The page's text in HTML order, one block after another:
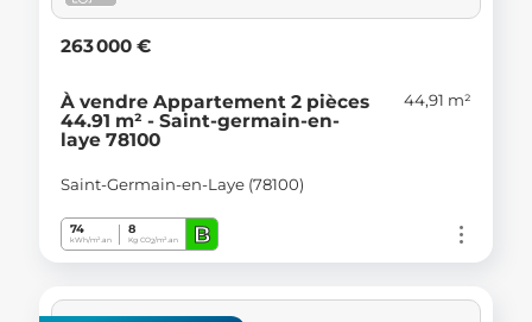
263 000 €
À vendre Appartement 2 pièces
44.91 m² - Saint-germain-en-
laye 78100
44,91 m²
Saint-Germain-en-Laye (78100)
74
kWh/m².an
8
Kg CO2/m².an B